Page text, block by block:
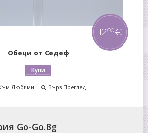
от Розов Кварц
1200€
Купи
Любими Бърз Преглед
Go-Go.Bg